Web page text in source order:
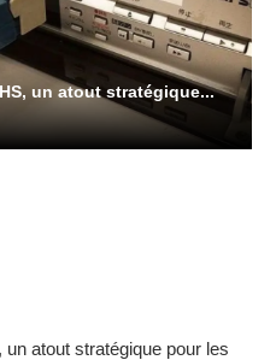
un atout stratégique...
atout stratégique pour les